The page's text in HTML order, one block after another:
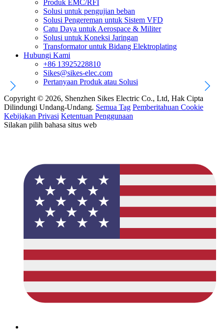
Produk EMC/RFI
Solusi untuk pengujian beban
Solusi Pengereman untuk Sistem VFD
Catu Daya untuk Aerospace & Militer
Solusi untuk Koneksi Jaringan
Transformator untuk Bidang Elektroplating
Hubungi Kami
+86 13925228810
Sikes@sikes-elec.com
Pertanyaan Produk atau Solusi
Copyright © 2026, Shenzhen Sikes Electric Co., Ltd, Hak Cipta
Dilindungi Undang-Undang. Semua Tag Pemberitahuan Cookie
Kebijakan Privasi Ketentuan Penggunaan
Silakan pilih bahasa situs web